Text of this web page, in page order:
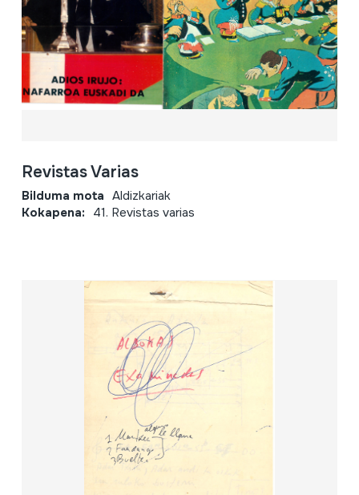
Revistas Varias
Bilduma mota Aldizkariak
Kokapena: 41. Revistas varias